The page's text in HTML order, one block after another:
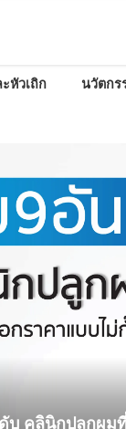
หัวเถิก นวัตกร